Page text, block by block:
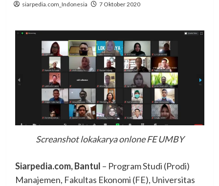
siarpedia.com_Indonesia 7 Oktober 2020
Screanshot lokakarya onlone FE UMBY
Siarpedia.com, Bantul – Program Studi (Prodi)
Manajemen, Fakultas Ekonomi (FE), Universitas